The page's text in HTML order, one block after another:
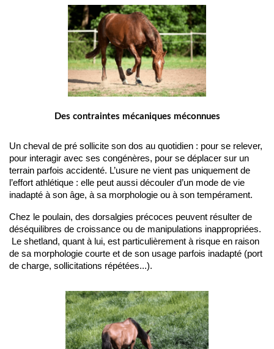
Des contraintes mécaniques méconnues
Un cheval de pré sollicite son dos au quotidien : pour se relever,
pour interagir avec ses congénères, pour se déplacer sur un
terrain parfois accidenté. L’usure ne vient pas uniquement de
l’effort athlétique : elle peut aussi découler d’un mode de vie
inadapté à son âge, à sa morphologie ou à son tempérament.
Chez le poulain, des dorsalgies précoces peuvent résulter de
déséquilibres de croissance ou de manipulations inappropriées.
de sa morphologie courte et de son usage parfois inadapté (port
de charge, sollicitations répétées...).